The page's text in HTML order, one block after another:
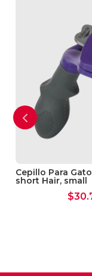
Cepillo Para
short Hair, small
$